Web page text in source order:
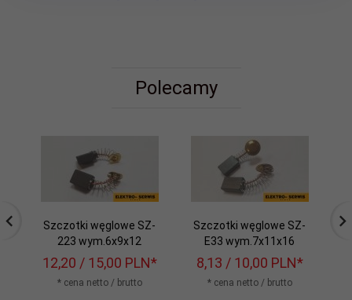
Polecamy
Szczotki węglowe SZ-
223 wym.6x9x12
12,20 / 15,00 PLN*
* cena netto / brutto
Szczotki węglowe SZ-
E33 wym.7x11x16
8,13 / 10,00 PLN*
* cena netto / brutto